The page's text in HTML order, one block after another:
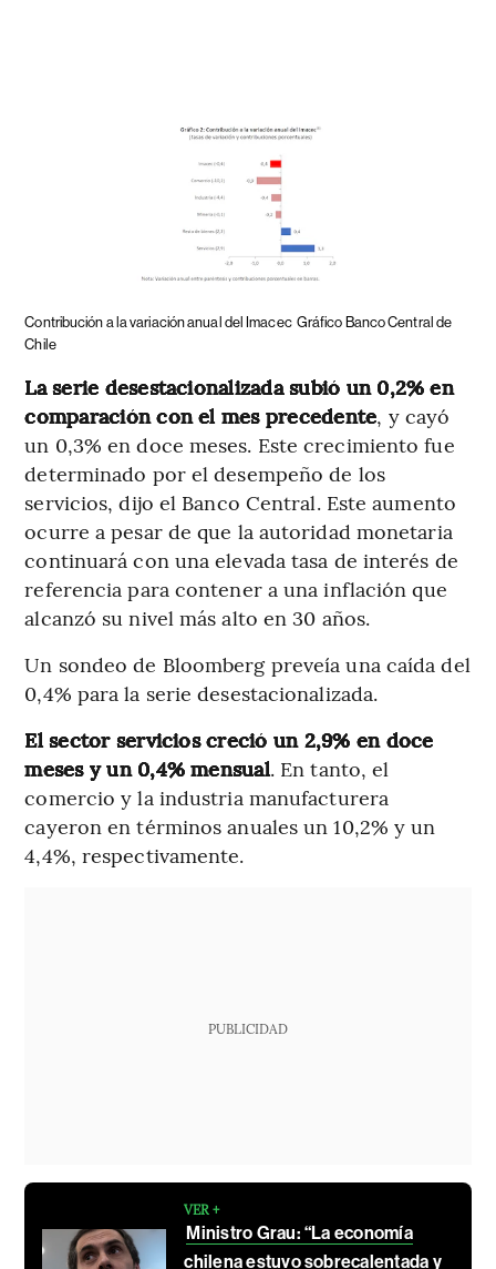
Contribución a la variación anual del Imacec Gráfico Banco Central de
Chile
La serie desestacionalizada subió un 0,2% en
comparación con el mes precedente, y cayó
un 0,3% en doce meses. Este crecimiento fue
determinado por el desempeño de los
servicios, dijo el Banco Central. Este aumento
ocurre a pesar de que la autoridad monetaria
continuará con una elevada tasa de interés de
referencia para contener a una inflación que
alcanzó su nivel más alto en 30 años.
Un sondeo de Bloomberg preveía una caída del
0,4% para la serie desestacionalizada.
El sector servicios creció un 2,9% en doce
meses y un 0,4% mensual. En tanto, el
comercio y la industria manufacturera
cayeron en términos anuales un 10,2% y un
4,4%, respectivamente.
PUBLICIDAD
VER +
Ministro Grau: “La economía
chilena estuvo sobrecalentada y